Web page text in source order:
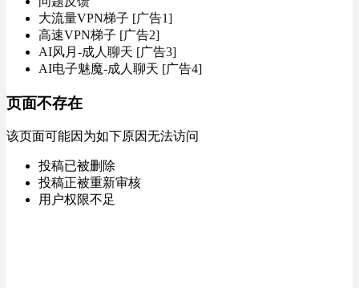
大流量VPN梯子 [广告1]
高速VPN梯子 [广告2]
AI风月-成人聊天 [广告3]
AI电子魅魔-成人聊天 [广告4]
页面不存在
该页面可能因为如下原因无法访问
投稿已被删除
投稿正被重新审核
用户权限不足